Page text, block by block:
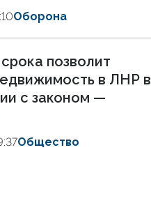
Оборона
позволит
в ЛНР в
с законом —
Общество